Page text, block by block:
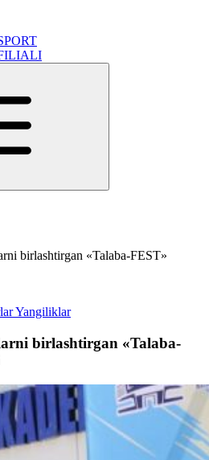
birlashtirgan «Talaba-FEST»
Yangiliklar
birlashtirgan «Talaba-